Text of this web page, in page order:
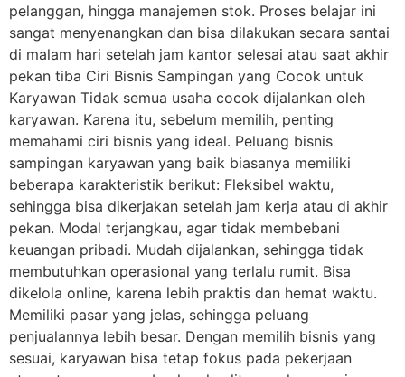
pelanggan, hingga manajemen stok. Proses belajar ini
sangat menyenangkan dan bisa dilakukan secara santai
di malam hari setelah jam kantor selesai atau saat akhir
pekan tiba Ciri Bisnis Sampingan yang Cocok untuk
Karyawan Tidak semua usaha cocok dijalankan oleh
karyawan. Karena itu, sebelum memilih, penting
memahami ciri bisnis yang ideal. Peluang bisnis
sampingan karyawan yang baik biasanya memiliki
beberapa karakteristik berikut: Fleksibel waktu,
sehingga bisa dikerjakan setelah jam kerja atau di akhir
pekan. Modal terjangkau, agar tidak membebani
keuangan pribadi. Mudah dijalankan, sehingga tidak
membutuhkan operasional yang terlalu rumit. Bisa
dikelola online, karena lebih praktis dan hemat waktu.
Memiliki pasar yang jelas, sehingga peluang
penjualannya lebih besar. Dengan memilih bisnis yang
sesuai, karyawan bisa tetap fokus pada pekerjaan